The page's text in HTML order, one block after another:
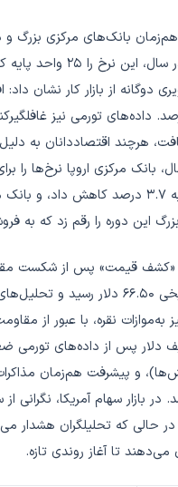
هم‌زمان بانک‌های مرکزی
فدرال رزرو در سومین
از بازار کار نشان داد:
(کندترین رشد از ۲۰۲۱) کاهش یافت، هرچند
بانک مرکزی اروپا نرخ‌ها را
این دوره را رقم زد که به
پابرجا بود) بود؛ نقره با رشدی
از تضعیف دلار پس از داده‌های
و پیشرفت هم‌زمان
بازار سهام آمریکا،
حالی که تحلیلگران هشدار
تا آغاز روندی تازه.